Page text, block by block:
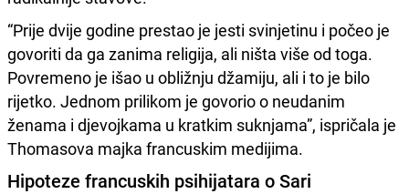
“Prije dvije godine prestao je jesti svinjetinu i počeo je
govoriti da ga zanima religija, ali ništa više od toga.
Povremeno je išao u obližnju džamiju, ali i to je bilo
rijetko. Jednom prilikom je govorio o neudanim
ženama i djevojkama u kratkim suknjama”, ispričala je
Thomasova majka francuskim medijima.
Hipoteze francuskih psihijatara o Sari